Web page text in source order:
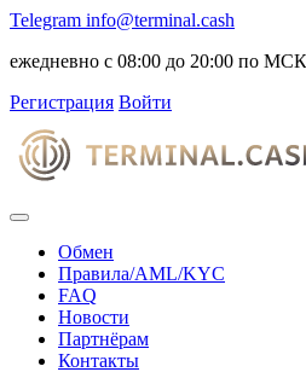
Telegram info@terminal.cash
ежедневно с 08:00 до 20:00 по МСК
Регистрация Войти
Обмен
Правила/AML/KYC
FAQ
Новости
Партнёрам
Контакты